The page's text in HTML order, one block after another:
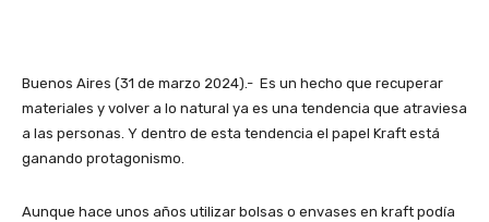
Buenos Aires (31 de marzo 2024).- Es un hecho que recuperar
materiales y volver a lo natural ya es una tendencia que atraviesa
a las personas. Y dentro de esta tendencia el papel Kraft está
ganando protagonismo.
Aunque hace unos años utilizar bolsas o envases en kraft podía